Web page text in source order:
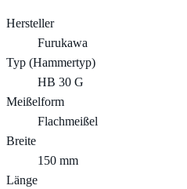
Hersteller
Furukawa
Typ (Hammertyp)
HB 30 G
Meißelform
Flachmeißel
Breite
150 mm
Länge